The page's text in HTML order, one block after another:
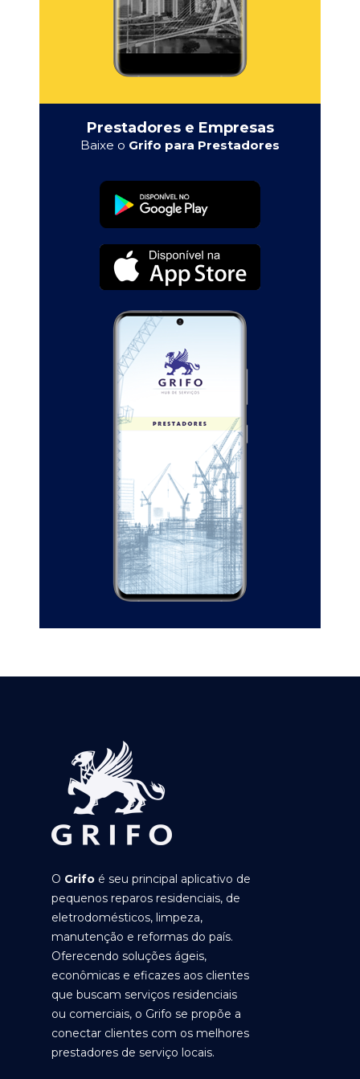
Prestadores e Empresas
Baixe o Grifo para Prestadores
O Grifo é seu principal aplicativo de
pequenos reparos residenciais, de
eletrodomésticos, limpeza,
manutenção e reformas do país.
Oferecendo soluções ágeis,
econômicas e eficazes aos clientes
que buscam serviços residenciais
ou comerciais, o Grifo se propõe a
conectar clientes com os melhores
prestadores de serviço locais.